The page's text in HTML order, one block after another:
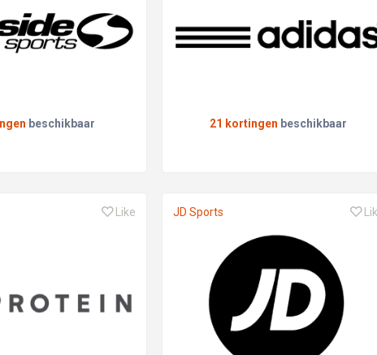
beschikbaar 21 kortingen beschikbaar
Like JD Sports